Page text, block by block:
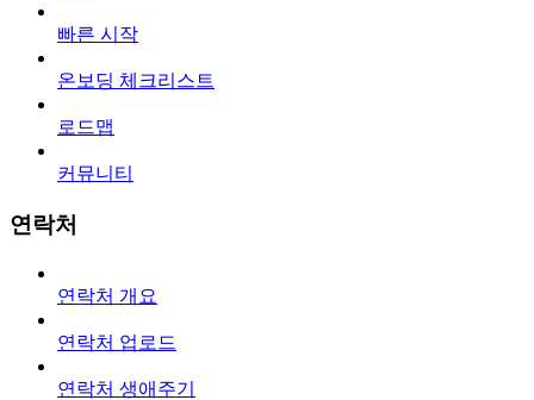
빠른 시작
온보딩 체크리스트
로드맵
커뮤니티
연락처
연락처 개요
연락처 업로드
연락처 생애주기